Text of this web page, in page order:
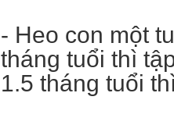
- Heo con một
tháng tuổi thì
1.5 tháng tuổi